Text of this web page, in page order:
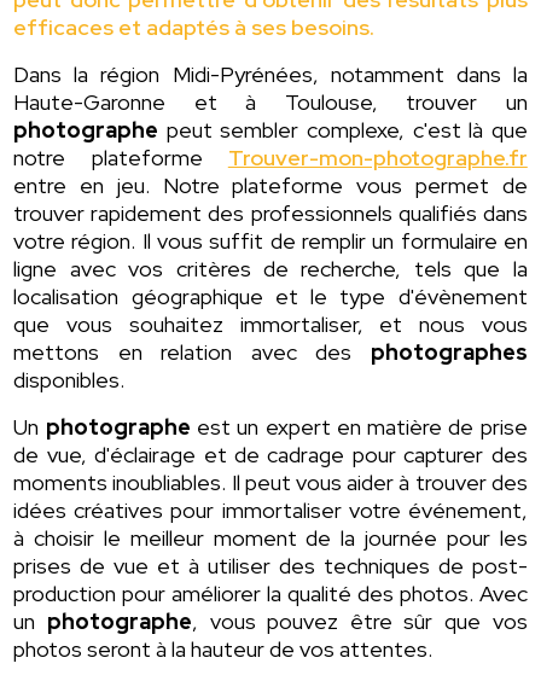
efficaces et adaptés à ses besoins.
Dans la région Midi-Pyrénées, notamment dans la
Haute-Garonne et à Toulouse, trouver un
photographe peut sembler complexe, c'est là que
notre plateforme Trouver-mon-photographe.fr
entre en jeu. Notre plateforme vous permet de
trouver rapidement des professionnels qualifiés dans
votre région. Il vous suffit de remplir un formulaire en
ligne avec vos critères de recherche, tels que la
localisation géographique et le type d'évènement
que vous souhaitez immortaliser, et nous vous
mettons en relation avec des photographes
disponibles.
Un photographe est un expert en matière de prise
de vue, d'éclairage et de cadrage pour capturer des
moments inoubliables. Il peut vous aider à trouver des
idées créatives pour immortaliser votre événement,
à choisir le meilleur moment de la journée pour les
prises de vue et à utiliser des techniques de post-
production pour améliorer la qualité des photos. Avec
un photographe, vous pouvez être sûr que vos
photos seront à la hauteur de vos attentes.